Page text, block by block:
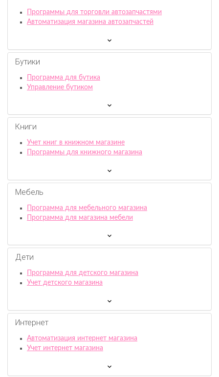
Программы для торговли автозапчастями
Автоматизация магазина автозапчастей
Бутики
Программа для бутика
Управление бутиком
Книги
Учет книг в книжном магазине
Программы для книжного магазина
Мебель
Программа для мебельного магазина
Программа для магазина мебели
Дети
Программа для детского магазина
Учет детского магазина
Интернет
Автоматизация интернет магазина
Учет интернет магазина